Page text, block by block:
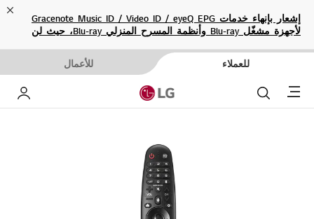
إشعار بإنهاء خدمات Gracenote Music ID / Video ID / eyeQ EPG
لأجهزة مشغّل Blu-ray وأنظمة المسرح المنزلي Blu-ray، حيث لن
للعملاء للأعمال
Menu بحث